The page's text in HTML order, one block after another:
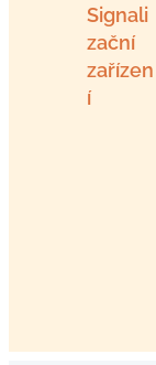
Signali
zační
zařízen
í